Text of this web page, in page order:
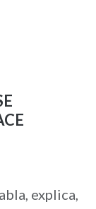
explica,